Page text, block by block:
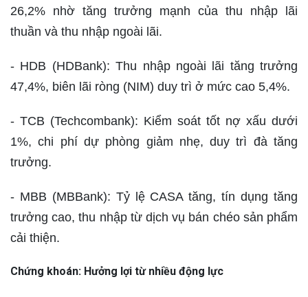
26,2% nhờ tăng trưởng mạnh của thu nhập lãi
thuần và thu nhập ngoài lãi.
- HDB (HDBank): Thu nhập ngoài lãi tăng trưởng
47,4%, biên lãi ròng (NIM) duy trì ở mức cao 5,4%.
- TCB (Techcombank): Kiểm soát tốt nợ xấu dưới
1%, chi phí dự phòng giảm nhẹ, duy trì đà tăng
trưởng.
- MBB (MBBank): Tỷ lệ CASA tăng, tín dụng tăng
trưởng cao, thu nhập từ dịch vụ bán chéo sản phẩm
cải thiện.
Chứng khoán: Hưởng lợi từ nhiều động lực